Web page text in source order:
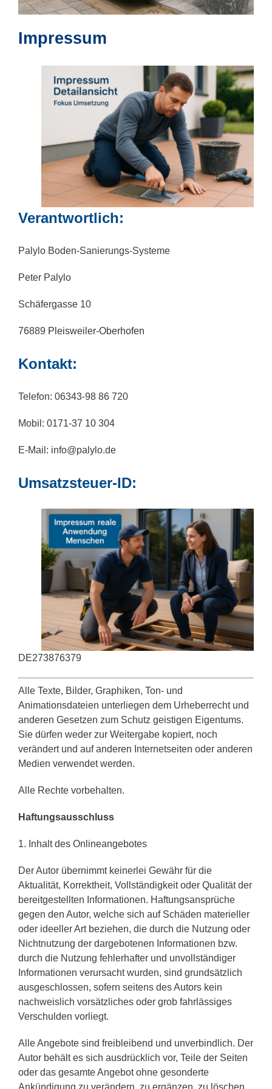
Impressum
Verantwortlich:
Palylo Boden-Sanierungs-Systeme
Peter Palylo
Schäfergasse 10
76889 Pleisweiler-Oberhofen
Kontakt:
Telefon: 06343-98 86 720
Mobil: 0171-37 10 304
E-Mail: info@palylo.de
Umsatzsteuer-ID:
DE273876379
Alle Texte, Bilder, Graphiken, Ton- und
Animationsdateien unterliegen dem Urheberrecht und
anderen Gesetzen zum Schutz geistigen Eigentums.
Sie dürfen weder zur Weitergabe kopiert, noch
verändert und auf anderen Internetseiten oder anderen
Medien verwendet werden.
Alle Rechte vorbehalten.
Haftungsausschluss
1. Inhalt des Onlineangebotes
Der Autor übernimmt keinerlei Gewähr für die
Aktualität, Korrektheit, Vollständigkeit oder Qualität der
bereitgestellten Informationen. Haftungsansprüche
gegen den Autor, welche sich auf Schäden materieller
oder ideeller Art beziehen, die durch die Nutzung oder
Nichtnutzung der dargebotenen Informationen bzw.
durch die Nutzung fehlerhafter und unvollständiger
Informationen verursacht wurden, sind grundsätzlich
ausgeschlossen, sofern seitens des Autors kein
nachweislich vorsätzliches oder grob fahrlässiges
Verschulden vorliegt.
Alle Angebote sind freibleibend und unverbindlich. Der
Autor behält es sich ausdrücklich vor, Teile der Seiten
oder das gesamte Angebot ohne gesonderte
Ankündigung zu verändern, zu ergänzen, zu löschen